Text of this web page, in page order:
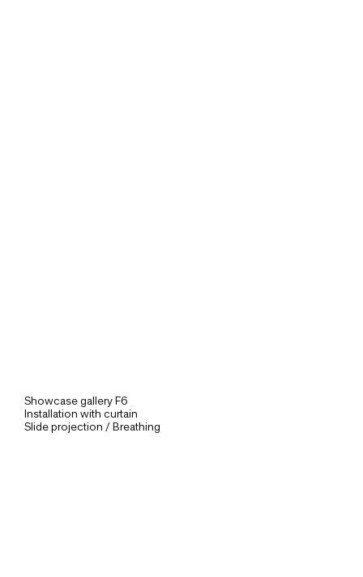
Showcase gallery F6
Installation with curtain
Slide projection / Breathing